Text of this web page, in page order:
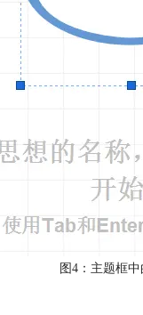
图4：主题框